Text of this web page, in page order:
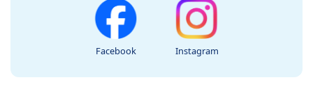
Facebook Instagram